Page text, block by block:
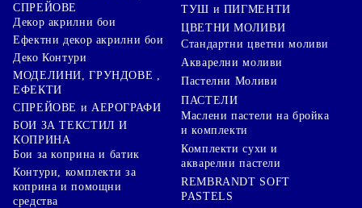
СПРЕЙОВЕ
Декор акрилни бои
Ефектни декор акрилни бои
Деко Контури
МОДЕЛИНИ, ГРУНДОВЕ ,
ЕФЕКТИ
СПРЕЙОВЕ и АЕРОГРАФИ
БОИ ЗА ТЕКСТИЛ И
КОПРИНА
Бои за коприна и батик
Контури, комплекти за
коприна и помощни
средства
ТУШ и ПИГМЕНТИ
ЦВЕТНИ МОЛИВИ
Стандартни цветни моливи
Акварелни моливи
Пастелни Моливи
ПАСТЕЛИ
Маслени пастели на бройка
и комплекти
Комплекти сухи и
акварелни пастели
REMBRANDT SOFT
PASTELS